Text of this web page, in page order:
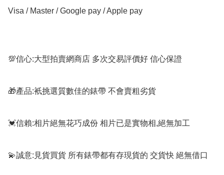
Visa / Master / Google pay / Apple pay
💯信心:大型拍賣網商店 多次交易評價好 信心保證
🎁產品:衹挑選質數佳的錶帶 不會賣粗劣貨
💓信賴:相片絕無花巧成份 相片已是實物相,絕無加工
💫誠意:見貨買貨 所有錶帶都有存現貨的 交貨快 絕無借口